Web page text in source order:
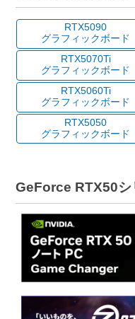
RTX5090
グラフィックボード
RTX5070Ti
グラフィックボード
RTX5060Ti
グラフィックボード
RTX5050
グラフィックボード
GeForce RTX50シ